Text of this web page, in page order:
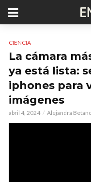
CIENCIA
La cámara
ya está lista:
iphones para
imágenes
abril 4, 2024 Alejandra